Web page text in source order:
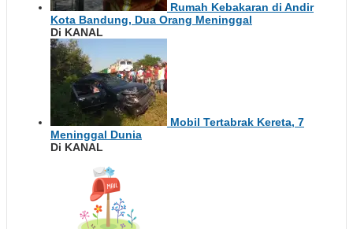
Rumah Kebakaran di Andir
Kota Bandung, Dua Orang Meninggal
Di KANAL
Mobil Tertabrak Kereta, 7
Meninggal Dunia
Di KANAL